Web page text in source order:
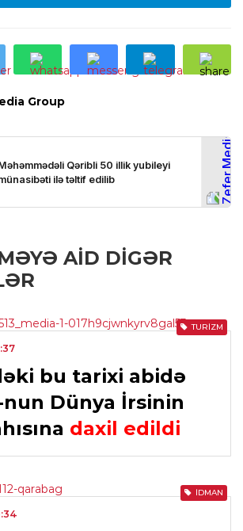
Group
AID DIGƏR
TURIZM
bu tarixi abidə
nun Dünya İrsinin
daxil edildi
İDMAN